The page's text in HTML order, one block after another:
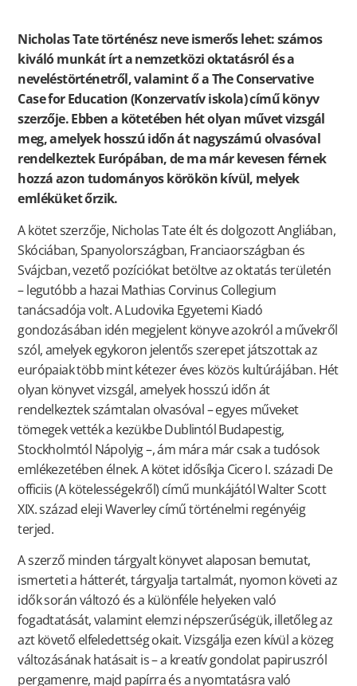
Nicholas Tate történész neve ismerős lehet: számos
kiváló munkát írt a nemzetközi oktatásról és a
neveléstörténetről, valamint ő a The Conservative
Case for Education (Konzervatív iskola) című könyv
szerzője. Ebben a kötetében hét olyan művet vizsgál
meg, amelyek hosszú időn át nagyszámú olvasóval
rendelkeztek Európában, de ma már kevesen férnek
hozzá azon tudományos körökön kívül, melyek
emléküket őrzik.
A kötet szerzője, Nicholas Tate élt és dolgozott Angliában,
Skóciában, Spanyolországban, Franciaországban és
Svájcban, vezető pozíciókat betöltve az oktatás területén
– legutóbb a hazai Mathias Corvinus Collegium
tanácsadója volt. A Ludovika Egyetemi Kiadó
gondozásában idén megjelent könyve azokról a művekről
szól, amelyek egykoron jelentős szerepet játszottak az
európaiak több mint kétezer éves közös kultúrájában. Hét
olyan könyvet vizsgál, amelyek hosszú időn át
rendelkeztek számtalan olvasóval – egyes műveket
tömegek vették a kezükbe Dublintól Budapestig,
Stockholmtól Nápolyig –, ám mára már csak a tudósok
emlékezetében élnek. A kötet idősíkja Cicero I. századi De
officiis (A kötelességekről) című munkájától Walter Scott
XIX. század eleji Waverley című történelmi regényéig
terjed.
A szerző minden tárgyalt könyvet alaposan bemutat,
ismerteti a hátterét, tárgyalja tartalmát, nyomon követi az
idők során változó és a különféle helyeken való
fogadtatását, valamint elemzi népszerűségük, illetőleg az
azt követő elfeledettség okait. Vizsgálja ezen kívül a közeg
változásának hatásait is – a kreatív gondolat papiruszról
pergamenre, majd papírra és a nyomtatásra való